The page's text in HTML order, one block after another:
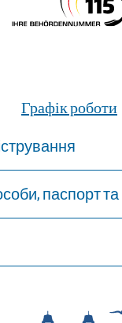
Графік роботи
паспорт та